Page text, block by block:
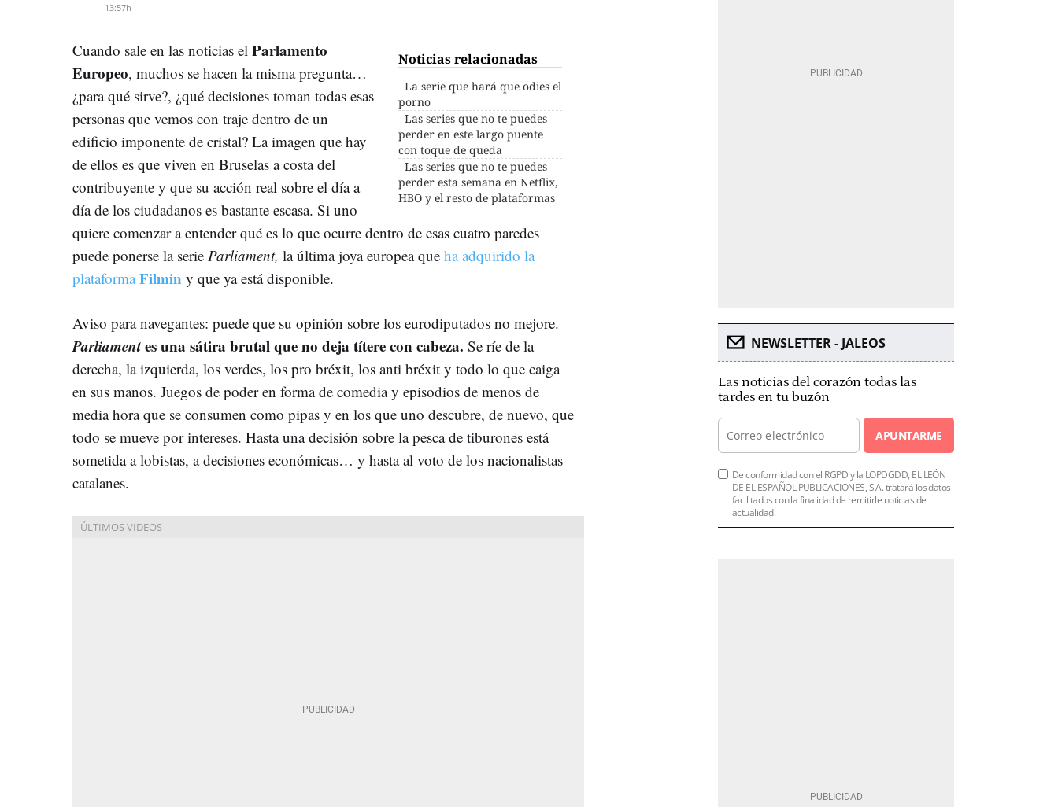
13:57h
Noticias relacionadas
La serie que hará que odies el
porno
Las series que no te puedes
perder en este largo puente
con toque de queda
Las series que no te puedes
perder esta semana en Netflix,
HBO y el resto de plataformas
Cuando sale en las noticias el Parlamento
Europeo, muchos se hacen la misma pregunta…
¿para qué sirve?, ¿qué decisiones toman todas esas
personas que vemos con traje dentro de un
edificio imponente de cristal? La imagen que hay
de ellos es que viven en Bruselas a costa del
contribuyente y que su acción real sobre el día a
día de los ciudadanos es bastante escasa. Si uno
quiere comenzar a entender qué es lo que ocurre dentro de esas cuatro paredes
puede ponerse la serie Parliament, la última joya europea que ha adquirido la
plataformaFilmin y que ya está disponible.
Aviso para navegantes: puede que su opinión sobre los eurodiputados no mejore.
Parliamentes una sátira brutal que no deja títere con cabeza. Se ríe de la
derecha, la izquierda, los verdes, los pro bréxit, los anti bréxit y todo lo que caiga
en sus manos. Juegos de poder en forma de comedia y episodios de menos de
media hora que se consumen como pipas y en los que uno descubre, de nuevo, que
todo se mueve por intereses. Hasta una decisión sobre la pesca de tiburones está
sometida a lobistas, a decisiones económicas… y hasta al voto de los nacionalistas
catalanes.
NEWSLETTER - JALEOS
Las noticias del corazón todas las
tardes en tu buzón
APUNTARME
De conformidad con el RGPD y la LOPDGDD, EL LEÓN
DE EL ESPAÑOL PUBLICACIONES, S.A. tratará los datos
facilitados con la finalidad de remitirle noticias de
actualidad.